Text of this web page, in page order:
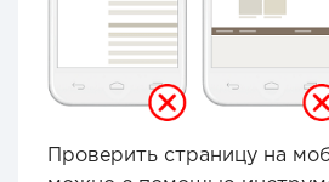
Проверить страницу на